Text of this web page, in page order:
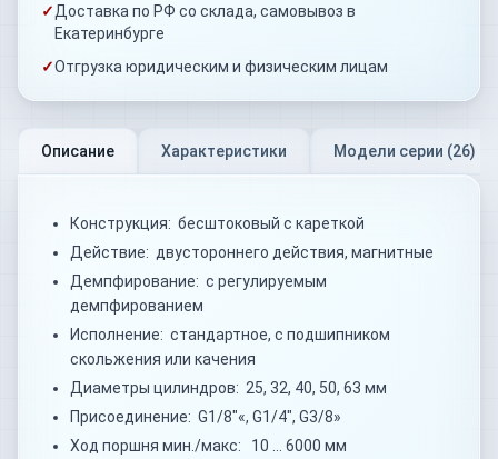
✓Доставка по РФ со склада, самовывоз в
Екатеринбурге
✓Отгрузка юридическим и физическим лицам
Описание Характеристики Модели серии (26)
Конструкция: бесштоковый с кареткой
Действие: двустороннего действия, магнитные
Демпфирование: с регулируемым
демпфированием
Исполнение: стандартное, с подшипником
скольжения или качения
Диаметры цилиндров: 25, 32, 40, 50, 63 мм
Присоединение: G1/8"«, G1/4", G3/8»
Ход поршня мин./макс: 10 … 6000 мм